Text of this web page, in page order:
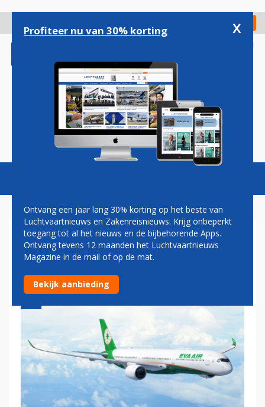
gaan
Check in
Magazine Podcasts Vacatures
EVA AIR KIEST VOOR AIRBUS
A350-1000
Profiteer nu van 30% korting x
Ontvang een jaar lang 30% korting op het beste van
Luchtvaartnieuws en Zakenreisnieuws. Krijg onbeperkt
toegang tot al het nieuws en de bijbehorende Apps.
Ontvang tevens 12 maanden het Luchtvaartnieuws
Magazine in de mail of op de mat.
Bekijk aanbieding